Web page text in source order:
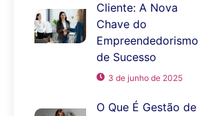
Cliente: A Nova
Chave do
Empreendedorismo
de Sucesso
3 de junho de 2025
O Que É Gestão de